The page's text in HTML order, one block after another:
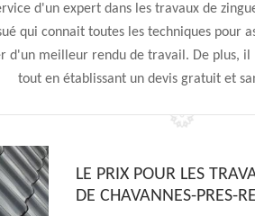
d'un expert dans les travaux de
qui connait toutes les techniques pour
d'un meilleur rendu de travail. De plus,
tout en établissant un devis gratuit et
LE PRIX POUR LES
DE CHAVANNES-PRES-